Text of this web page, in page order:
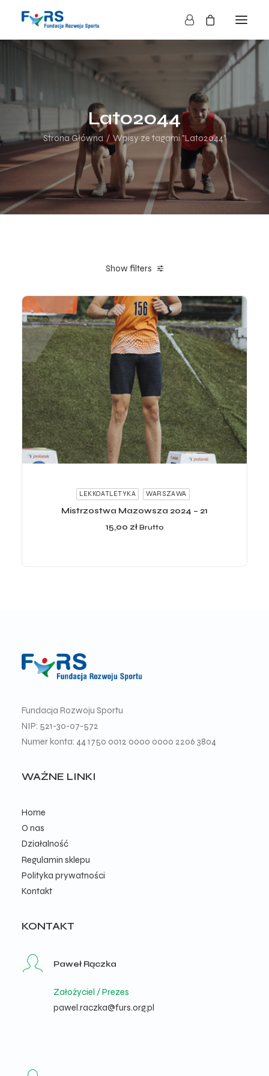
O FUNDACJI
DZIAŁALNOŚĆ
BLOG
KONTAKT
SKLEP
Lato2044
Strona Główna Wpisy ze tagami "Lato2044"
Show filters
LEKKOATLETYKA WARSZAWA
Mistrzostwa Mazowsza 2024 – 21
15,00 zł Brutto
Fundacja Rozwoju Sportu
NIP: 521-30-07-572
Numer konta: 44 1750 0012 0000 0000 2206 3804
WAŻNE LINKI
Home
O nas
Działalność
Regulamin sklepu
Polityka prywatności
Kontakt
KONTAKT
Paweł Rączka
Założyciel / Prezes
pawel.raczka@furs.org.pl